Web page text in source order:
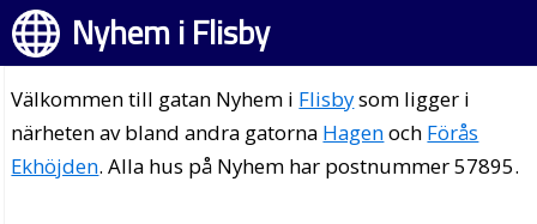
Nyhem i Flisby
Välkommen till gatan Nyhem i Flisbysom ligger i
närheten av bland andra gatorna Hagenoch Förås
Ekhöjden. Alla hus på Nyhem har postnummer 57895.